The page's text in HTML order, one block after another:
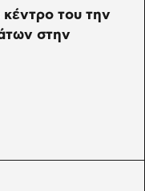
του την
στην